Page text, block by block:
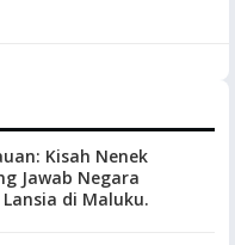
Kisah Nenek
Jawab Negara
di Maluku.